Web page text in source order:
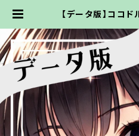
【データ版】ココ
販サ